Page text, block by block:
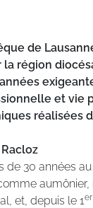
de
région
et vie
réalisées
30 années
et, depuis le 1er